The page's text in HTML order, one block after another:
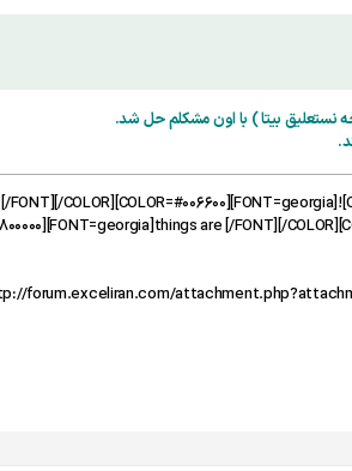
نستعلیق بیتا ) با اون مشکلم حل شد.
[/FONT][/COLOR][COLOR=#006600][FONT=georgia]
are [/FONT][/